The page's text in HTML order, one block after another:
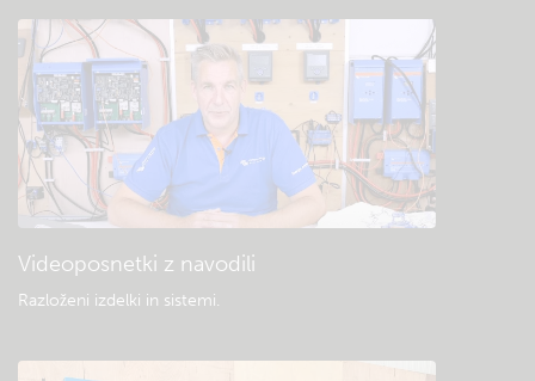
Videoposnetki z navodili
Razloženi izdelki in sistemi.